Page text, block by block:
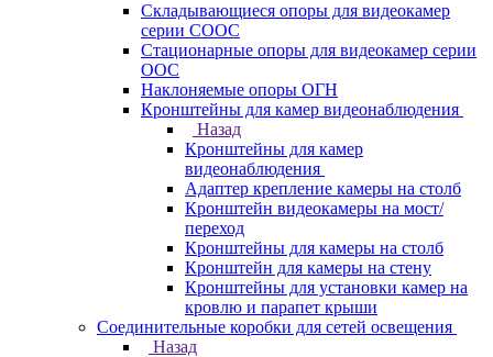
Складывающиеся опоры для видеокамер
серии СООС
Стационарные опоры для видеокамер серии
ООС
Наклоняемые опоры ОГН
Кронштейны для камер видеонаблюдения
Назад
Кронштейны для камер
видеонаблюдения
Адаптер крепление камеры на столб
Кронштейн видеокамеры на мост/
переход
Кронштейны для камеры на столб
Кронштейн для камеры на стену
Кронштейны для установки камер на
кровлю и парапет крыши
Соединительные коробки для сетей освещения
Назад